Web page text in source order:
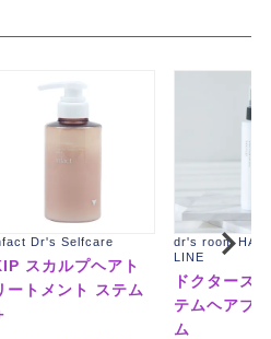
Dr's Selfcare
スカルプヘアト
ートメント ステム
dr's room
LINE
ドクターズ
テムヘアブ
ム